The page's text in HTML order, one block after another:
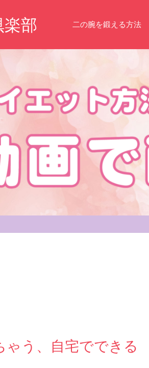
部 二の腕を鍛える方法
ゃう、自宅でできる